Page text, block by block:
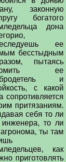
законную
богатого
дона
ее
бесстыдным
пытаясь
ее
и
с какой
сопротивляется
притязаниям.
себя то ли
инженера, то ли
ты там
как
приготовлять